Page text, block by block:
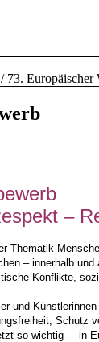
/ 73. Europäischer
–
Thematik
– innerhalb und
Konflikte,
und
Schutz
so wichtig – in